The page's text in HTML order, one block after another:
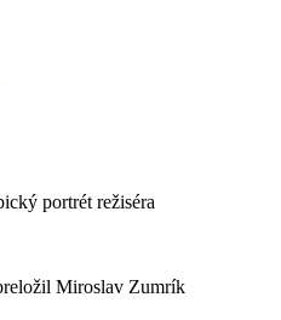
portrét režiséra
Miroslav Zumrík